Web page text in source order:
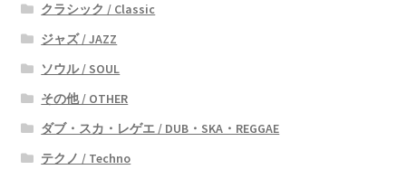
クラシック / Classic
ジャズ / JAZZ
ソウル / SOUL
その他 / OTHER
ダブ・スカ・レゲエ / DUB・SKA・REGGAE
テクノ / Techno